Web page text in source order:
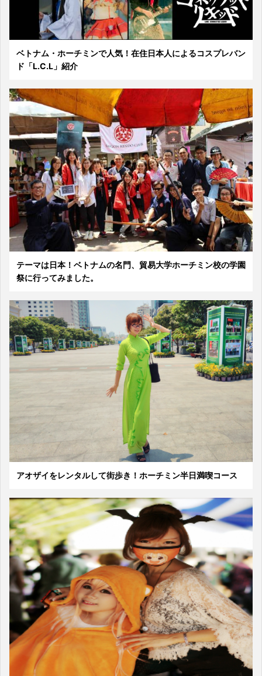
ベトナム・ホーチミンで人気！在住日本人によるコスプレバン
ド「L.C.L」紹介
テーマは日本！ベトナムの名門、貿易大学ホーチミン校の学園
祭に行ってみました。
アオザイをレンタルして街歩き！ホーチミン半日満喫コース